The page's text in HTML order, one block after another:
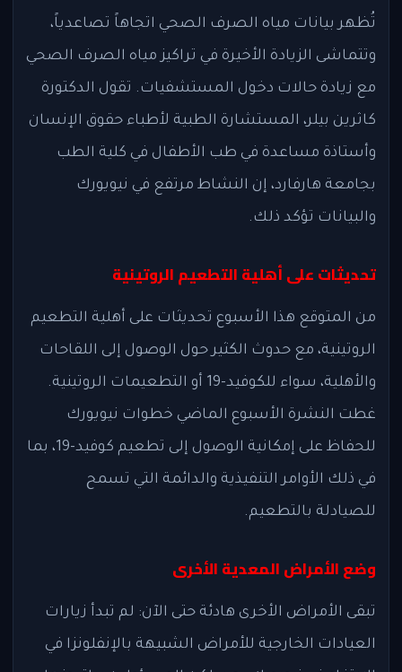
تُظهر بيانات مياه الصرف الصحي اتجاهاً تصاعدياً،
وتتماشى الزيادة الأخيرة في تراكيز مياه الصرف الصحي
مع زيادة حالات دخول المستشفيات. تقول الدكتورة
كاثرين بيلر، المستشارة الطبية لأطباء حقوق الإنسان
وأستاذة مساعدة في طب الأطفال في كلية الطب
بجامعة هارفارد، إن النشاط مرتفع في نيويورك
والبيانات تؤكد ذلك.
تحديثات على أهلية التطعيم الروتينية
من المتوقع هذا الأسبوع تحديثات على أهلية التطعيم
الروتينية، مع حدوث الكثير حول الوصول إلى اللقاحات
والأهلية، سواء للكوفيد-19 أو التطعيمات الروتينية.
غطت النشرة الأسبوع الماضي خطوات نيويورك
للحفاظ على إمكانية الوصول إلى تطعيم كوفيد-19، بما
في ذلك الأوامر التنفيذية والدائمة التي تسمح
للصيادلة بالتطعيم.
وضع الأمراض المعدية الأخرى
تبقى الأمراض الأخرى هادئة حتى الآن: لم تبدأ زيارات
العيادات الخارجية للأمراض الشبيهة بالإنفلونزا في